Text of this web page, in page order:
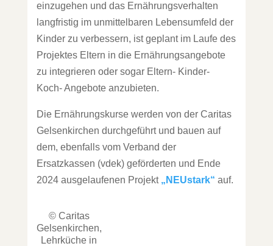
einzugehen und das Ernährungsverhalten
langfristig im unmittelbaren Lebensumfeld der
Kinder zu verbessern, ist geplant im Laufe des
Projektes Eltern in die Ernährungsangebote
zu integrieren oder sogar Eltern- Kinder-
Koch- Angebote anzubieten.
Die Ernährungskurse werden von der Caritas
Gelsenkirchen durchgeführt und bauen auf
dem, ebenfalls vom Verband der
Ersatzkassen (vdek) geförderten und Ende
2024 ausgelaufenen Projekt „NEUstark“ auf.
© Caritas
Gelsenkirchen,
Lehrküche in